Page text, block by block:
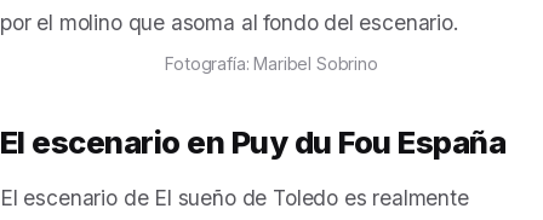
por el molino que asoma al fondo del escenario.
Fotografía: Maribel Sobrino
El escenario en Puy du Fou España
El escenario de El sueño de Toledo es realmente